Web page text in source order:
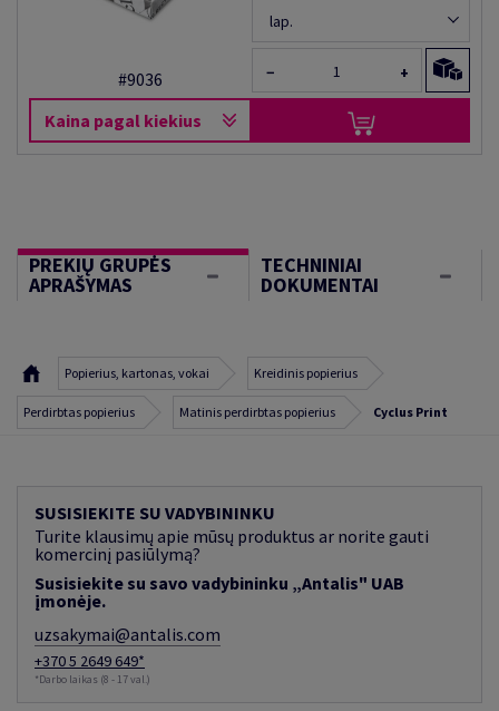
#9036
Kaina pagal kiekius
lap.
− +
PREKIŲ GRUPĖS
APRAŠYMAS
TECHNINIAI
DOKUMENTAI
Popierius, kartonas, vokai Kreidinis popierius
Perdirbtas popierius Matinis perdirbtas popierius Cyclus Print
SUSISIEKITE SU VADYBININKU
Turite klausimų apie mūsų produktus ar norite gauti
komercinį pasiūlymą?
Susisiekite su savo vadybininku „Antalis" UAB
įmonėje.
uzsakymai@antalis.com
+370 5 2649 649*
*Darbo laikas (8 - 17 val.)